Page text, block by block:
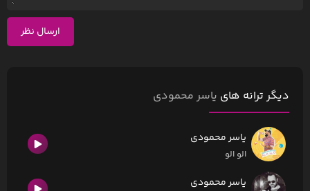
ارسال نظر
دیگر ترانه های یاسر محمودی
یاسر محمودی
الو الو
یاسر محمودی